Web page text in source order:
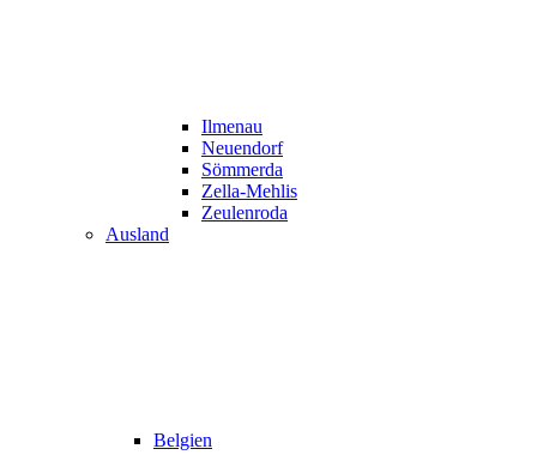
Ilmenau
Neuendorf
Sömmerda
Zella-Mehlis
Zeulenroda
Ausland
Belgien